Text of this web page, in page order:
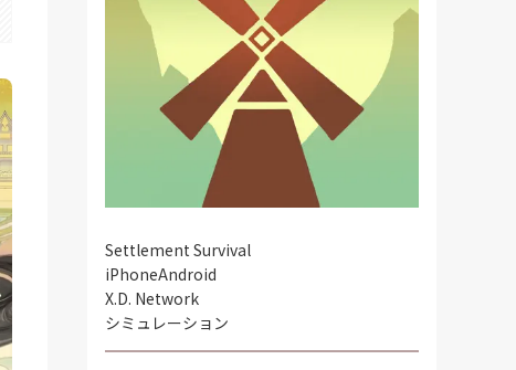
Settlement Survival
iPhoneAndroid
X.D. Network
シミュレーション